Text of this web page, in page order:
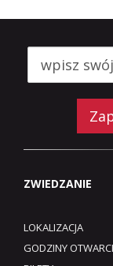
ZWIEDZANIE
LOKALIZACJA
GODZINY